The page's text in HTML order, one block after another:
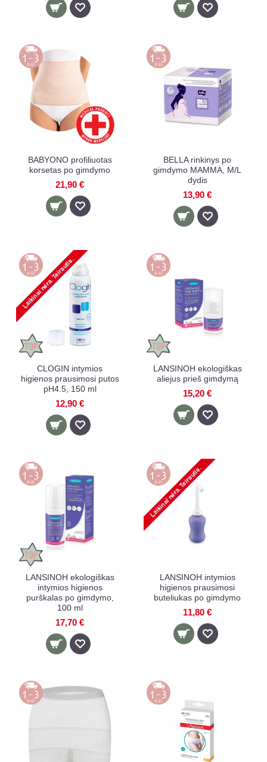
BABYONO profiliuotas
korsetas po gimdymo
21,90 €
BELLA rinkinys po
gimdymo MAMMA, M/L
dydis
13,90 €
CLOGIN intymios
higienos prausimosi putos
pH4.5, 150 ml
12,90 €
LANSINOH ekologiškas
aliejus prieš gimdymą
15,20 €
LANSINOH ekologiškas
intymios higienos
purškalas po gimdymo,
100 ml
17,70 €
LANSINOH intymios
higienos prausimosi
buteliukas po gimdymo
11,80 €